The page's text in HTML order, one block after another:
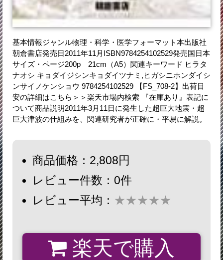
基本情報ジャンル物理・科学・医学フォーマット本出版社
朝倉書店発売日2011年11月ISBN9784254102529発売国日本
サイズ・ページ200p 21cm（A5）関連キーワード ヒラタ
ナオシ キョダイジシンキョダイツナミ,ヒガシニホンダイシ
ンサイノケンショウ 9784254102529 【FS_708-2】出荷目
安の詳細はこちら＞＞楽天市場内検索 『在庫あり』表記に
ついて商品説明2011年3月11日に発生した超巨大地震・超
巨大津波の仕組みを、関連研究者が正確に・平易に解説。
商品価格：2,808円
レビュー件数：0件
レビュー平均： ★★★★★
楽天で購入